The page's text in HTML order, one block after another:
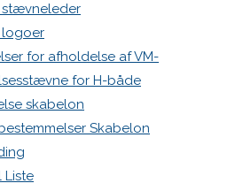
stævneleder
logoer
for afholdelse af VM-
for H-både
skabelon
Skabelon
Liste